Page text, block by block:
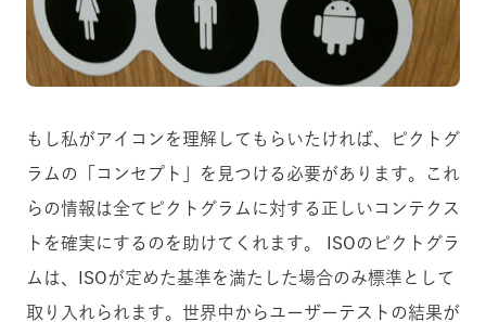
もし私がアイコンを理解してもらいたければ、ピクトグ
ラムの「コンセプト」を見つける必要があります。これ
らの情報は全てピクトグラムに対する正しいコンテクス
トを確実にするのを助けてくれます。 ISOのピクトグラ
ムは、ISOが定めた基準を満たした場合のみ標準として
取り入れられます。世界中からユーザーテストの結果が